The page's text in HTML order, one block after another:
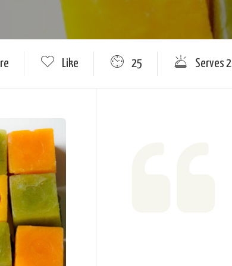
Like 25 Serves 2